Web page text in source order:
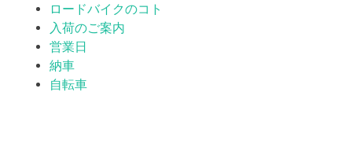
ロードバイクのコト
入荷のご案内
営業日
納車
自転車